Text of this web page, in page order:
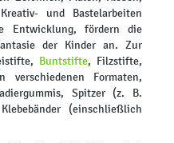
und Bastelarbeiten
Entwicklung, fördern die
der Kinder an. Zur
Buntstifte, Filzstifte,
verschiedenen Formaten,
Spitzer (z. B.
(einschließlich